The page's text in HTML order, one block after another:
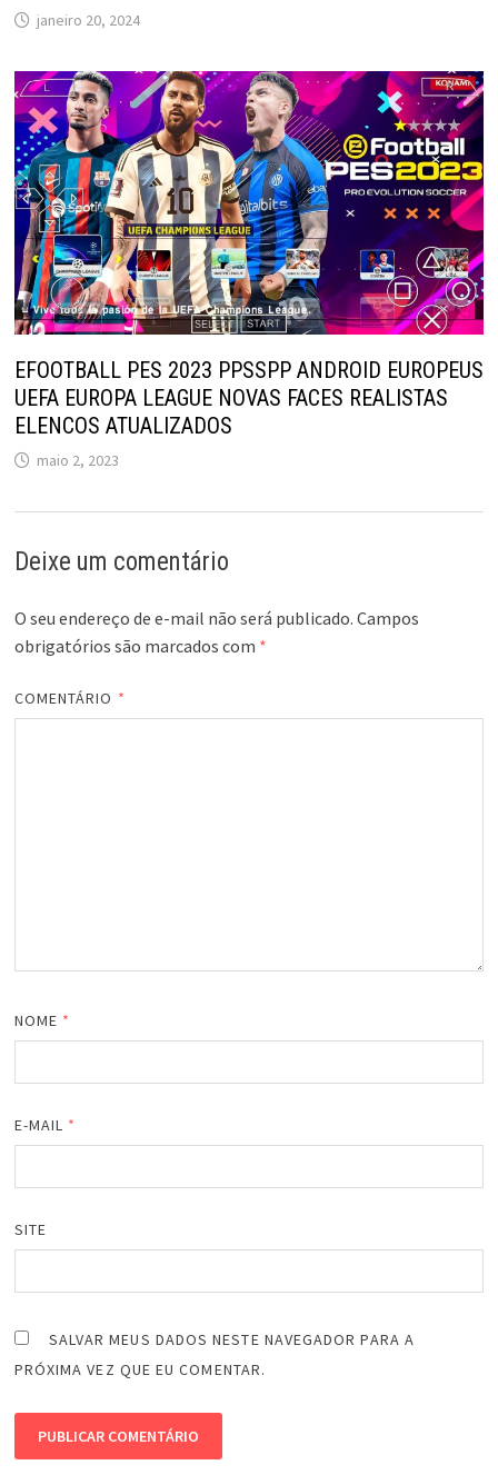
janeiro 20, 2024
EFOOTBALL PES 2023 PPSSPP ANDROID EUROPEUS
UEFA EUROPA LEAGUE NOVAS FACES REALISTAS
ELENCOS ATUALIZADOS
maio 2, 2023
Deixe um comentário
O seu endereço de e-mail não será publicado. Campos
obrigatórios são marcados com *
COMENTÁRIO *
NOME *
E-MAIL *
SITE
SALVAR MEUS DADOS NESTE NAVEGADOR PARA A
PRÓXIMA VEZ QUE EU COMENTAR.